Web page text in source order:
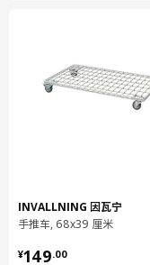
INVALLNING 因瓦宁
手推车, 68x39 厘米
¥149.00
¥ 149.00